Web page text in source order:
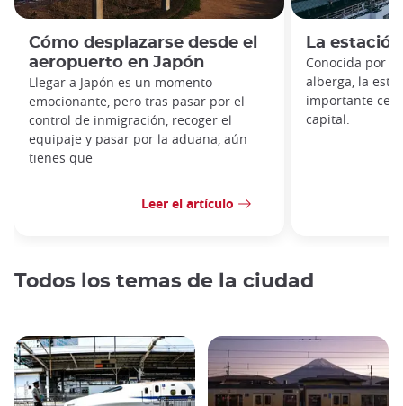
Cómo desplazarse desde el
aeropuerto en Japón
Llegar a Japón es un momento
emocionante, pero tras pasar por el
control de inmigración, recoger el
equipaje y pasar por la aduana, aún
tienes que
Leer el artículo
La
Conocida por
alberga, la
importante
capital.
Todos los temas de la ciudad